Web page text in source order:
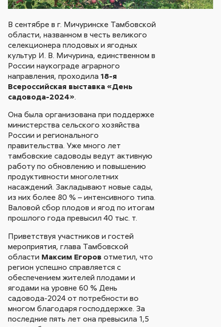
В сентябре в г. Мичуринске Тамбовской
области, названном в честь великого
селекционера плодовых и ягодных
культур И. В. Мичурина, единственном в
России наукограде аграрного
направления, проходила18-я
Всероссийская выставка «День
садовода-2024».
Она была организована при поддержке
министерства сельского хозяйства
России и регионального
правительства. Уже много лет
тамбовские садоводы ведут активную
работу по обновлению и повышению
продуктивности многолетних
насаждений. Закладывают новые сады,
из них более 80 % – интенсивного типа.
Валовой сбор плодов и ягод по итогам
прошлого года превысил 40 тыс. т.
Приветствуя участников и гостей
мероприятия, глава Тамбовской
области Максим Егоров отметил, что
регион успешно справляется с
обеспечением жителей плодами и
ягодами на уровне 60 % День
садовода-2024 от потребности во
многом благодаря господдержке. За
последние пять лет она превысила 1,5